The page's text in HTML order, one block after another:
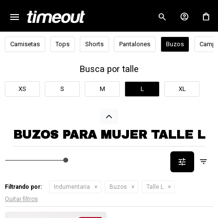
menu
Camisetas Tops Shorts Pantalones Buzos
Busca por talle
XS S M L XL
BUZOS PARA MUJER TALLE L
Filtrando por: Indumentaria Buzos
Talle L
Quitar filtros